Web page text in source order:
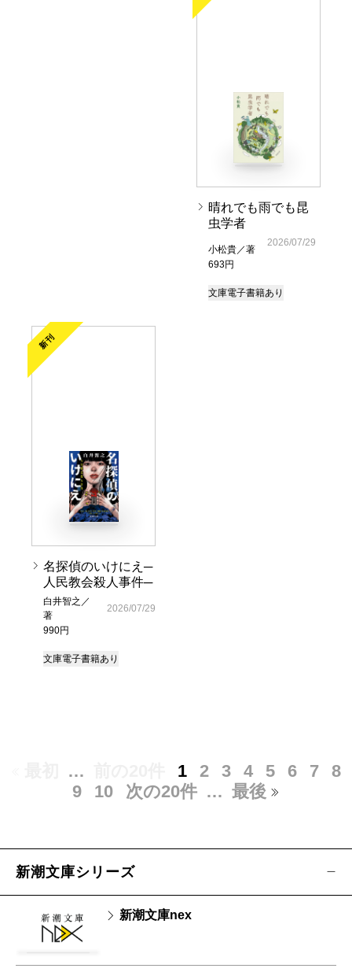
晴れでも雨でも昆
虫学者
小松貴／著
693円
2026/07/29
文庫電子書籍あり
新刊
名探偵のいけにえ─
人民教会殺人事件─
白井智之／
著
990円
2026/07/29
文庫電子書籍あり
… 1 2 3 4 5 6 7
8
9
10 次の20件 … 最後
新潮文庫シリーズ
新潮文庫nex